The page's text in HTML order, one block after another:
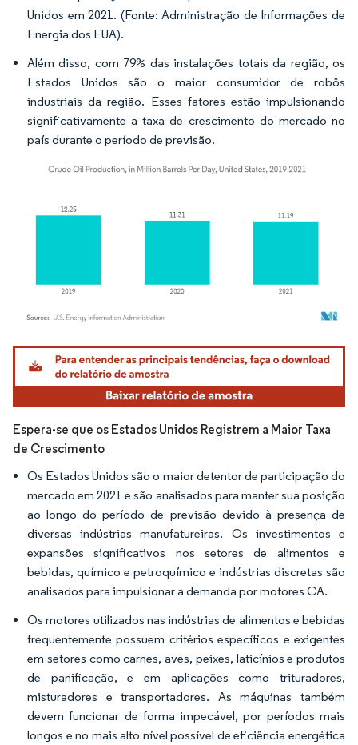
Unidos em 2021. (Fonte: Administração de Informações de
Energia dos EUA).
Além disso, com 79% das instalações totais da região, os
Estados Unidos são o maior consumidor de robôs
industriais da região. Esses fatores estão impulsionando
significativamente a taxa de crescimento do mercado no
país durante o período de previsão.
Imagem © Mordor Intelligence. O reuso requer atribuição conforme CC BY 4.0.
Espera-se que os Estados Unidos Registrem a Maior Taxa
de Crescimento
Os Estados Unidos são o maior detentor de participação do
mercado em 2021 e são analisados para manter sua posição
ao longo do período de previsão devido à presença de
diversas indústrias manufatureiras. Os investimentos e
expansões significativos nos setores de alimentos e
bebidas, químico e petroquímico e indústrias discretas são
analisados para impulsionar a demanda por motores CA.
Os motores utilizados nas indústrias de alimentos e bebidas
frequentemente possuem critérios específicos e exigentes
em setores como carnes, aves, peixes, laticínios e produtos
de panificação, e em aplicações como trituradores,
misturadores e transportadores. As máquinas também
devem funcionar de forma impecável, por períodos mais
longos e no mais alto nível possível de eficiência energética